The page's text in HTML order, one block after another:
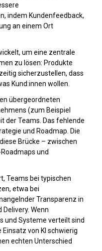
indem Kundenfeedback,
an einem Ort
um eine zentrale
zu lösen: Produkte
sicherzustellen, dass
Kund:innen wollen.
übergeordneten
(zum Beispiel
der Teams. Das fehlende
und Roadmap. Die
Brücke – zwischen
und
Teams bei typischen
etwa bei
Transparenz in
Wenn
und Systeme verteilt sind
von KI schwierig
echten Unterschied